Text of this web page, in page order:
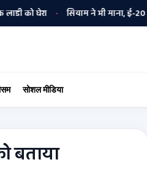
• सियाम ने भी माना, ई-20 में ज्यादा
सोशल मीडिया
बताया